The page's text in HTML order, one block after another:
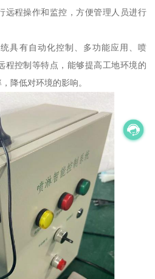
远程操作和监控，方便管理人员进行
具有自动化控制、多功能应用、喷
程控制等特点，能够提高工地环境的
降低对环境的影响。